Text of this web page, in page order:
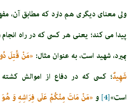
ولى معناى ديگرى هم دارد كه مطابق آن،
پيدا مى‏ كند؛ يعنى هر كسى كه در راه انجام
بميرد، شهيد است، به عنوان مثال: «مَنْ قُتِلَ
شَهِيدٌ؛ كسى كه در دفاع از اموالش
است»[4] و «مَنْ مَاتَ مِنْكُمْ عَلَى فِرَاشِهِ وَ